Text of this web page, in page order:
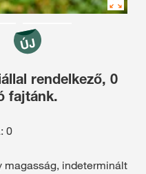
rendelkező, 0
fajtánk.
0
magasság, indeterminált